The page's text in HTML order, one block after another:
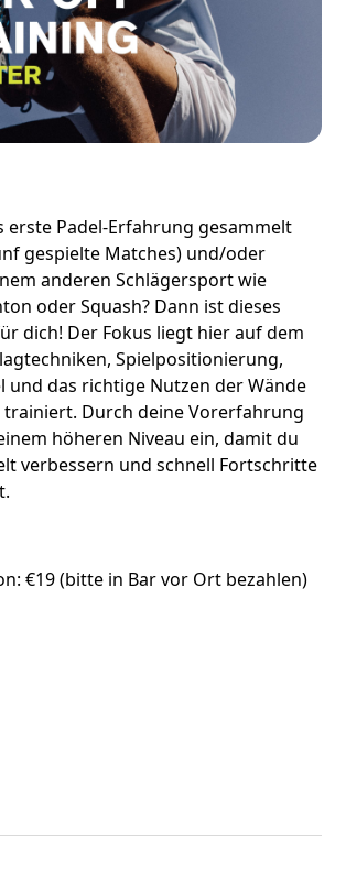
erste Padel-Erfahrung gesammelt
gespielte Matches) und/oder
anderen Schlägersport wie
oder Squash? Dann ist dieses
dich! Der Fokus liegt hier auf dem
Spielpositionierung,
und das richtige Nutzen der Wände
Durch deine Vorerfahrung
höheren Niveau ein, damit du
verbessern und schnell Fortschritte
€19 (bitte in Bar vor Ort bezahlen)